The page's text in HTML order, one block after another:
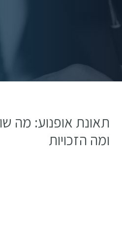
תאונת אופנוע: מה
ומה הזכויות